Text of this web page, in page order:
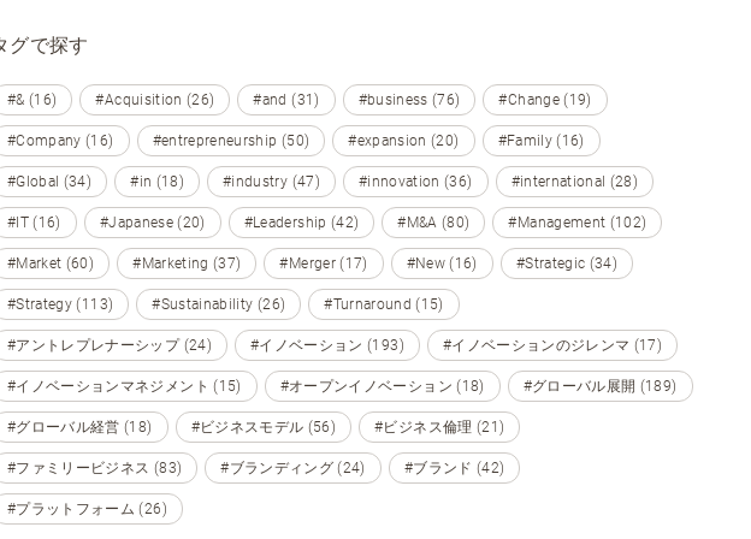
グで探す
#& (16) #Acquisition (26) #and (31) #business (76) #Change (19)
#Company (16) #entrepreneurship (50) #expansion (20) #Family (16)
#Global (34) #in (18) #industry (47) #innovation (36) #international (28)
#IT (16) #Japanese (20) #Leadership (42) #M&A (80) #Management (102)
#Market (60) #Marketing (37) #Merger (17) #New (16) #Strategic (34)
#Strategy (113) #Sustainability (26) #Turnaround (15)
#アントレプレナーシップ (24) #イノベーション (193) #イノベーションのジレンマ (17)
#イノベーションマネジメント (15) #オープンイノベーション (18) #グローバル展開 (189)
#グローバル経営 (18) #ビジネスモデル (56) #ビジネス倫理 (21)
#ファミリービジネス (83) #ブランディング (24) #ブランド (42)
#プラットフォーム (26)